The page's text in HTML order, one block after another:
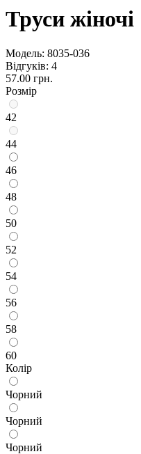
Труси жіночі
Модель: 8035-036
Відгуків: 4
57.00 грн.
Розмір
42
44
46
48
50
52
54
56
58
60
Колір
Чорний
Чорний
Чорний